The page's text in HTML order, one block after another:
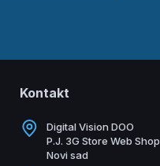
Kontakt
Digital Vision DOO
P.J. 3G Store Web Shop
Novi sad